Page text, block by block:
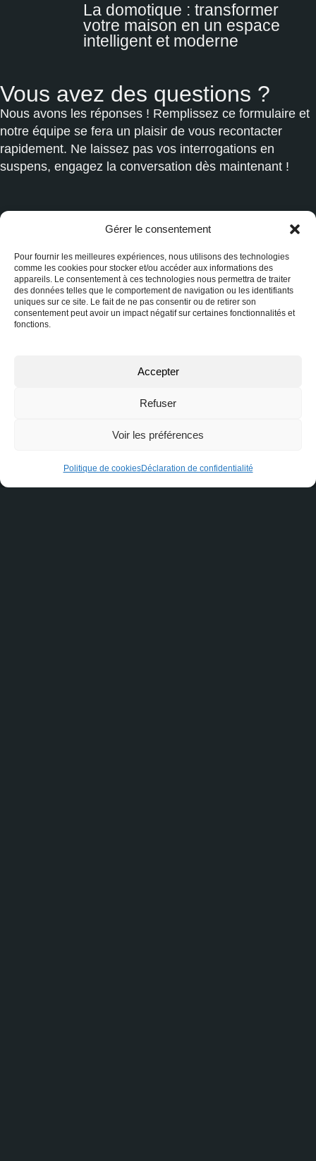
Gérer le consentement
Pour fournir les meilleures expériences, nous utilisons des technologies
comme les cookies pour stocker et/ou accéder aux informations des
appareils. Le consentement à ces technologies nous permettra de traiter
des données telles que le comportement de navigation ou les identifiants
uniques sur ce site. Le fait de ne pas consentir ou de retirer son
consentement peut avoir un impact négatif sur certaines fonctionnalités et
fonctions.
Accepter
Refuser
Voir les préférences
Politique de cookiesDéclaration de confidentialité
La domotique : transformer
votre maison en un espace
intelligent et moderne
Vous avez des questions ?
Nous avons les réponses ! Remplissez ce formulaire et
notre équipe se fera un plaisir de vous recontacter
rapidement. Ne laissez pas vos interrogations en
suspens, engagez la conversation dès maintenant !
Courriel ou téléphone
Je consens à recevoir des courriels de marketing et de
les conditions de servicepour plus d'informations.